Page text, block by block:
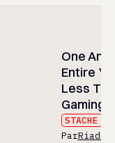
One
Entire
Less
Gaming
STACHE
ParRiad